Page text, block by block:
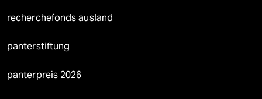
recherchefonds ausland
panterstiftung
panterpreis 2026